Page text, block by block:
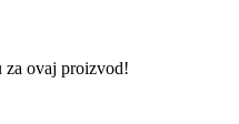
za ovaj proizvod!